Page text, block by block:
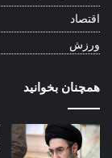
اقتصاد
ورزش
همچنان بخوانید